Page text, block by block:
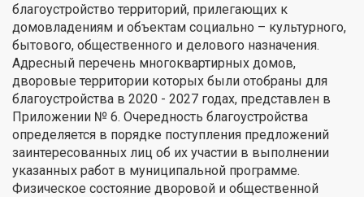
благоустройство территорий, прилегающих к
домовладениям и объектам социально – культурного,
бытового, общественного и делового назначения.
Адресный перечень многоквартирных домов,
дворовые территории которых были отобраны для
благоустройства в 2020 - 2027 годах, представлен в
Приложении № 6. Очередность благоустройства
определяется в порядке поступления предложений
заинтересованных лиц об их участии в выполнении
указанных работ в муниципальной программе.
Физическое состояние дворовой и общественной